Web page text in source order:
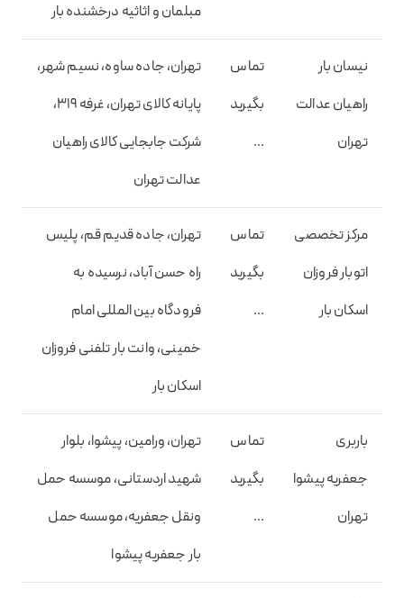
مبلمان و اثاثیه درخشنده بار
نیسان بار
راهیان عدالت
تهران
تماس
بگیرید
…
تهران، جاده ساوه، نسیم شهر،
پایانه کالای تهران، غرفه 319،
شرکت جابجایی کالای راهیان
عدالت تهران
مرکز تخصصی
اتوبار فروزان
اسکان بار
تماس
بگیرید
…
تهران، جاده قدیم قم، پلیس
راه حسن آباد، نرسیده به
فرودگاه بین المللی امام
خمینی، وانت بار تلفنی فروزان
اسکان بار
باربری
جعفریه پیشوا
تهران
تماس
بگیرید
…
تهران، ورامین، پیشوا، بلوار
شهید اردستانی، موسسه حمل
ونقل جعفریه، موسسه حمل
بار جعفریه پیشوا